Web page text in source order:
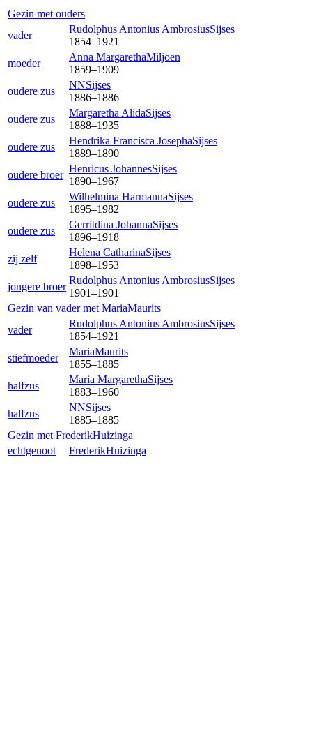
Gezin met ouders
vader
Rudolphus Antonius AmbrosiusSijses
1854–1921
moeder
Anna MargarethaMiljoen
1859–1909
oudere zus
NNSijses
1886–1886
oudere zus
Margaretha AlidaSijses
1888–1935
oudere zus
Hendrika Francisca JosephaSijses
1889–1890
oudere broer
Henricus JohannesSijses
1890–1967
oudere zus
Wilhelmina HarmannaSijses
1895–1982
oudere zus
Gerritdina JohannaSijses
1896–1918
zij zelf
Helena CatharinaSijses
1898–1953
jongere broer
Rudolphus Antonius AmbrosiusSijses
1901–1901
Gezin van vader met MariaMaurits
vader
Rudolphus Antonius AmbrosiusSijses
1854–1921
stiefmoeder
MariaMaurits
1855–1885
halfzus
Maria MargarethaSijses
1883–1960
halfzus
NNSijses
1885–1885
Gezin met FrederikHuizinga
echtgenoot
FrederikHuizinga